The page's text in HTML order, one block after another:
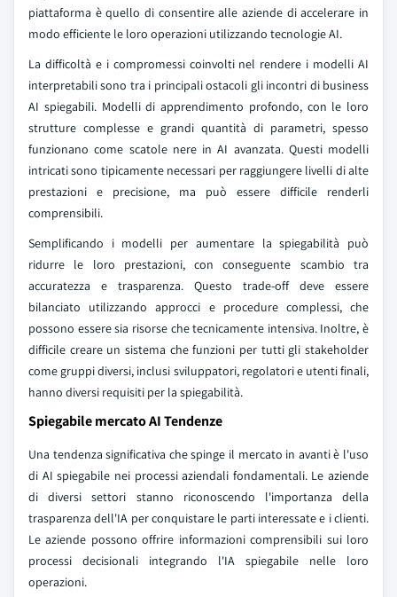
piattaforma è quello di consentire alle aziende di accelerare in
modo efficiente le loro operazioni utilizzando tecnologie AI.
La difficoltà e i compromessi coinvolti nel rendere i modelli AI
interpretabili sono tra i principali ostacoli gli incontri di business
AI spiegabili. Modelli di apprendimento profondo, con le loro
strutture complesse e grandi quantità di parametri, spesso
funzionano come scatole nere in AI avanzata. Questi modelli
intricati sono tipicamente necessari per raggiungere livelli di alte
prestazioni e precisione, ma può essere difficile renderli
comprensibili.
Semplificando i modelli per aumentare la spiegabilità può
ridurre le loro prestazioni, con conseguente scambio tra
accuratezza e trasparenza. Questo trade-off deve essere
bilanciato utilizzando approcci e procedure complessi, che
possono essere sia risorse che tecnicamente intensiva. Inoltre, è
difficile creare un sistema che funzioni per tutti gli stakeholder
come gruppi diversi, inclusi sviluppatori, regolatori e utenti finali,
hanno diversi requisiti per la spiegabilità.
Spiegabile mercato AI Tendenze
Una tendenza significativa che spinge il mercato in avanti è l'uso
di AI spiegabile nei processi aziendali fondamentali. Le aziende
di diversi settori stanno riconoscendo l'importanza della
trasparenza dell'IA per conquistare le parti interessate e i clienti.
Le aziende possono offrire informazioni comprensibili sui loro
processi decisionali integrando l'IA spiegabile nelle loro
operazioni.